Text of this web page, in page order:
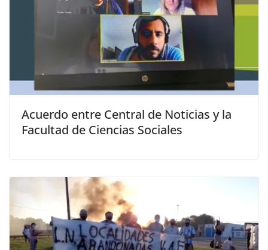
Acuerdo entre Central de Noticias y la
Facultad de Ciencias Sociales